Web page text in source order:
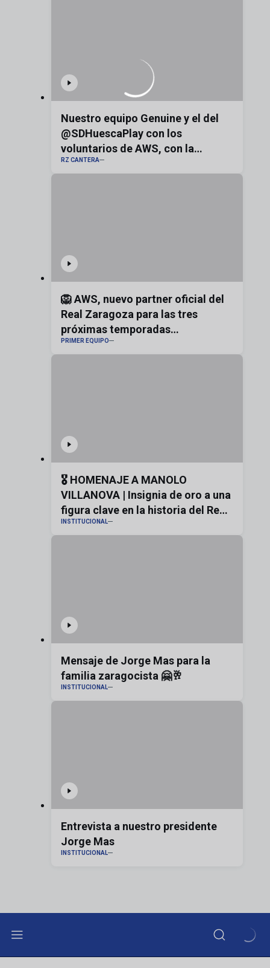
Nuestro equipo Genuine y el del
@SDHuescaPlay con los
voluntarios de AWS, con la
bandera de Aragón
RZ CANTERA
🦁 AWS, nuevo partner oficial del
Real Zaragoza para las tres
próximas temporadas
#realzaragoza
PRIMER EQUIPO
🎖️ HOMENAJE A MANOLO
VILLANOVA | Insignia de oro a una
figura clave en la historia del Real
Zaragoza
INSTITUCIONAL
Mensaje de Jorge Mas para la
familia zaragocista 🤗🥂
INSTITUCIONAL
Entrevista a nuestro presidente
Jorge Mas
INSTITUCIONAL